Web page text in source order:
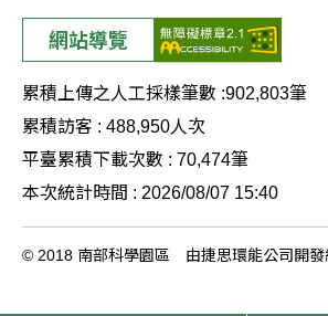
網站導覽
累積上傳之人工採樣筆數 :902,803筆
累積訪客 : 488,950人次
平臺累積下載次數 : 70,474筆
本次統計時間 : 2026/08/07 15:40
© 2018 南部科學園區 由捷思環能公司開發